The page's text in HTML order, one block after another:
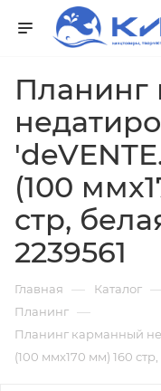
Планинг
(100
стр,
2239561
Главная — Каталог
Планинг —
Планинг карманный
(100 ммx170 мм) 160